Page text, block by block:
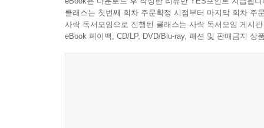
클래스는 첫번째 회차 주문확정 시점부터 마지막 회차 주
사락 독서모임으로 진행된 클래스는 사락 독서모임 게시
eBook 페이백, CD/LP, DVD/Blu-ray, 패션 및 판매금지 상